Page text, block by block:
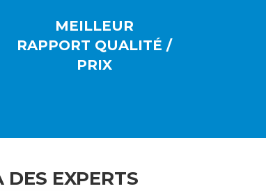
MEILLEUR
RAPPORT QUALITÉ /
PRIX
EXPERTS